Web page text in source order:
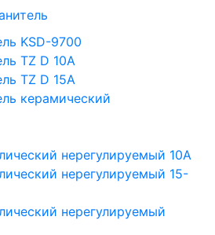
KSD-9700
TZ D 10A
TZ D 15A
керамический
нерегулируемый 10A
нерегулируемый 15-
нерегулируемый